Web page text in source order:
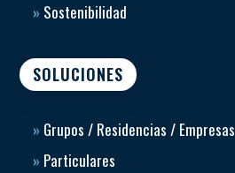
» Sostenibilidad
SOLUCIONES
» Grupos / Residencias / Empresas
» Particulares